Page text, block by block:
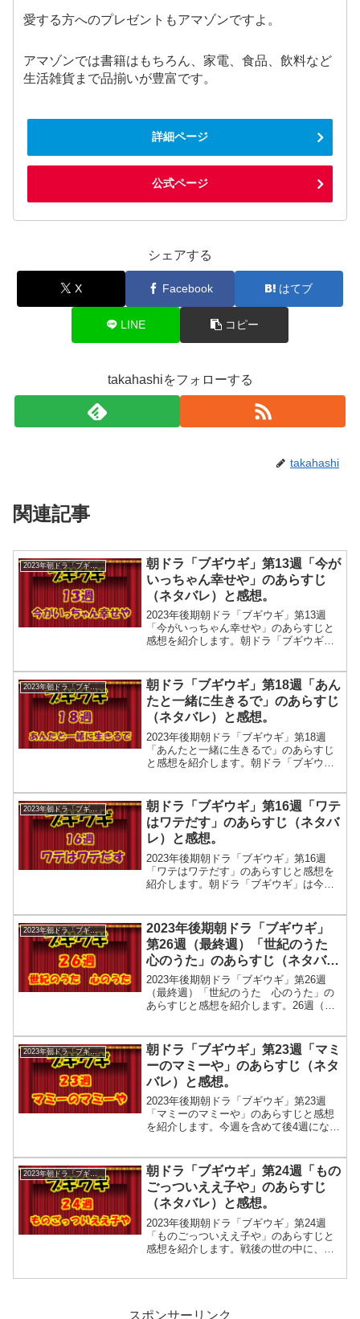
愛する方へのプレゼントもアマゾンですよ。
アマゾンでは書籍はもちろん、家電、食品、飲料など
生活雑貨まで品揃いが豊富です。
詳細ページ
公式ページ
シェアする
X Facebook はてブ
LINE コピー
takahashiをフォローする
takahashi
関連記事
2023年朝ドラ「ブギウギ」
朝ドラ「ブギウギ」第13週「今が
いっちゃん幸せや」のあらすじ
（ネタバレ）と感想。
2023年後期朝ドラ「ブギウギ」第13週
「今がいっちゃん幸せや」のあらすじと
感想を紹介します。朝ドラ「ブギウギ」
た歌手・福来スズ子（趣里）の物語で
す。モデルは昭和の歌手「笠置シヅ子」
です。⇒⇒ブギウギのヒロイン「福来ス
ズ子」のモデルは戦後の大スター笠置シ
ヅ子。先週の第12週は「あなたのスズ
子」でした。今週の第13週「今がいっ...
2023年朝ドラ「ブギウギ」
朝ドラ「ブギウギ」第18週「あん
たと一緒に生きるで」のあらすじ
（ネタバレ）と感想。
2023年後期朝ドラ「ブギウギ」第18週
「あんたと一緒に生きるで」のあらすじ
と感想を紹介します。朝ドラ「ブギウ
与えた歌手・福来スズ子（趣里）の物語
です。モデルは昭和の歌手「笠置シヅ
子」です。⇒⇒ブギウギのヒロイン「福
来スズ子」のモデルは戦後の大スター笠
置シヅ子。先週は第17週（1月22日～26
日）は「ほんまに離れとうない」で...
朝ドラ「ブギウギ」第16週「ワテ
はワテだす」のあらすじ（ネタバ
レ）と感想。
2023年後期朝ドラ「ブギウギ」第16週
「ワテはワテだす」のあらすじと感想を
紹介します。朝ドラ「ブギウギ」は今か
手・福来スズ子（趣里）の物語です。モ
デルは昭和の歌手「笠置シヅ子」です。
⇒⇒ブギウギのヒロイン「福来スズ子」
のモデルは戦後の大スター笠置シヅ子。
先週は第15週（1月8日～12日）は「ワテ
らはもう自由や」でした。⇒朝ド...
2023年朝ドラ「ブギウギ」
2023年後期朝ドラ「ブギウギ」
第26週（最終週）「世紀のうた
心のうた」のあらすじ（ネタバ
レ）と感想。
2023年後期朝ドラ「ブギウギ」第26週
（最終週）「世紀のうた 心のうた」の
あらすじと感想を紹介します。26週（最
しませ、励まし、生きる活力を与えた歌
手・福来スズ子（趣里）の物語の最終週
です。モデルは昭和の歌手「笠置シヅ
子」です。⇒⇒ブギウギのヒロイン「福
来スズ子」のモデルは戦後の大スター笠
置シヅ子。先週の（3月18日～22日...
2023年朝ドラ「ブギウギ」
朝ドラ「ブギウギ」第23週「マミ
ーのマミーや」のあらすじ（ネタ
バレ）と感想。
2023年後期朝ドラ「ブギウギ」第23週
「マミーのマミーや」のあらすじと感想
を紹介します。今週を含めて後4週になり
せ、励まし、生きる活力を与えた歌手・
福来スズ子（趣里）の物語です。モデル
は昭和の歌手「笠置シヅ子」です。⇒⇒
ブギウギのヒロイン「福来スズ子」のモ
デルは戦後の大スター笠置シヅ子。先週
のブギウギ第22週（2月26日～...
朝ドラ「ブギウギ」第24週「もの
ごっついええ子や」のあらすじ
（ネタバレ）と感想。
2023年後期朝ドラ「ブギウギ」第24週
「ものごっついええ子や」のあらすじと
感想を紹介します。戦後の世の中に、
のヒロイン「福来スズ子」のモデルは戦
スポンサーリンク